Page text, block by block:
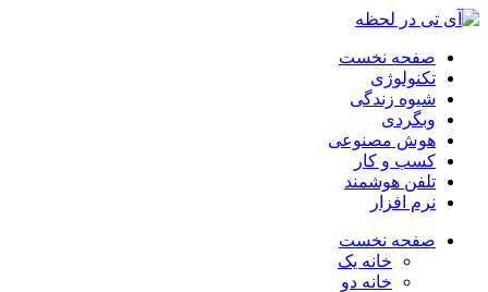
صفحه نخست
تکنولوژی
شیوه زندگی
وبگردی
هوش مصنوعی
کسب و کار
تلفن هوشمند
نرم افزار
صفحه نخست
خانه یک
خانه دو